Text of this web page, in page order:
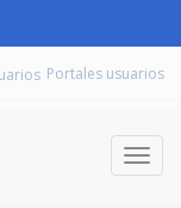
Portales usuarios